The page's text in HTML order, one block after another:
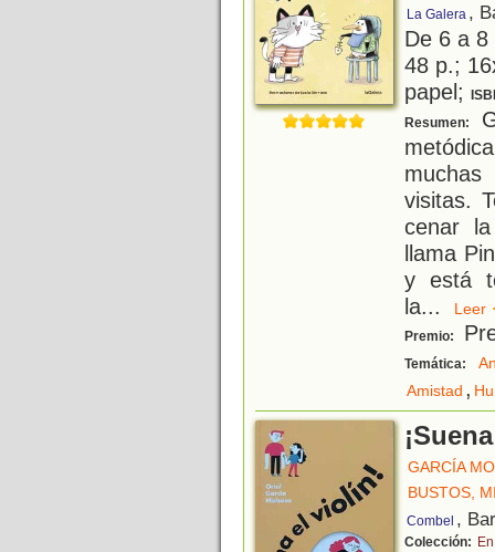
La Galera ,
De 6 a
48 p.;
papel;
Resumen:
visitas.
cenar
llama
y está
la...
Premio:
Temática:
Amistad ,
GARCÍA
BUSTOS,
Combel ,
Colección: